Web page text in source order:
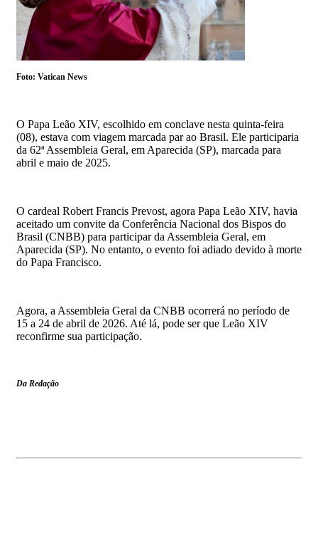
Foto: Vatican News
O Papa Leão XIV, escolhido em conclave nesta quinta-feira
(08), estava com viagem marcada par ao Brasil. Ele participaria
da 62ª Assembleia Geral, em Aparecida (SP), marcada para
abril e maio de 2025.
O cardeal Robert Francis Prevost, agora Papa Leão XIV, havia
aceitado um convite da Conferência Nacional dos Bispos do
Brasil (CNBB) para participar da Assembleia Geral, em
Aparecida (SP). No entanto, o evento foi adiado devido à morte
do Papa Francisco.
Agora, a Assembleia Geral da CNBB ocorrerá no período de
15 a 24 de abril de 2026. Até lá, pode ser que Leão XIV
reconfirme sua participação.
Da Redação